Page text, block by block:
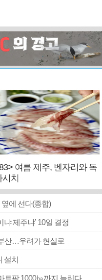
여름 제주, 벤자리와 독
시치
에 선다(종합)
냐 제주냐’ 10일 결정
산…우려가 현실로
설치